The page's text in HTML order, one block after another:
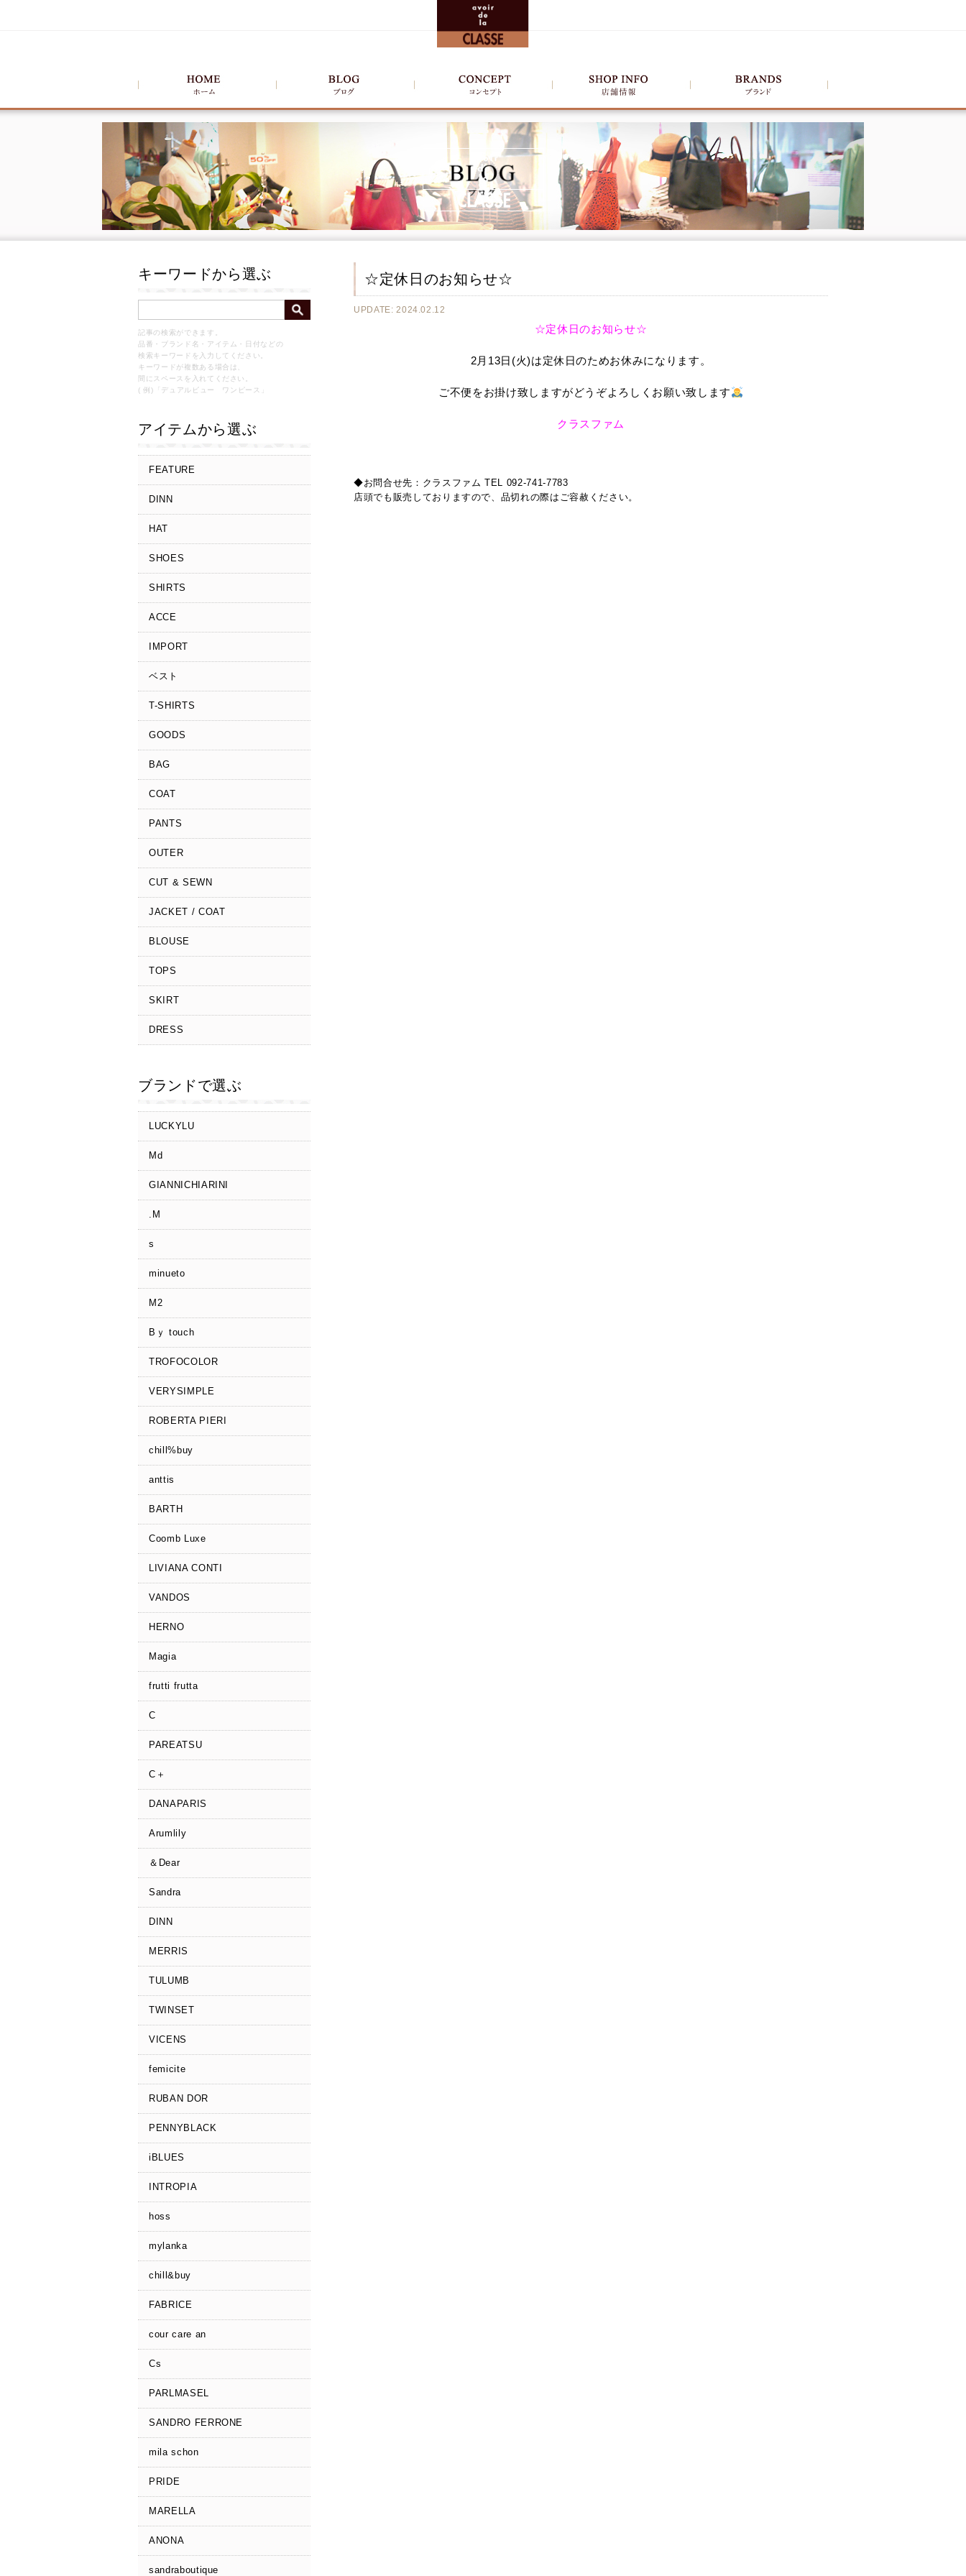
キーワードから選ぶ
記事の検索ができます。
品番・ブランド名・アイテム・日付などの
検索キーワードを入力してください。
キーワードが複数ある場合は、
間にスペースを入れてください。
( 例)「デュアルビュー ワンピース」
アイテムから選ぶ
FEATURE
DINN
HAT
SHOES
SHIRTS
ACCE
IMPORT
ベスト
T-SHIRTS
GOODS
BAG
COAT
PANTS
OUTER
CUT & SEWN
JACKET / COAT
BLOUSE
TOPS
SKIRT
DRESS
ブランドで選ぶ
LUCKYLU
Md
GIANNICHIARINI
.M
s
minueto
M2
Bｙ touch
TROFOCOLOR
VERYSIMPLE
ROBERTA PIERI
chill%buy
anttis
BARTH
Coomb Luxe
LIVIANA CONTI
VANDOS
HERNO
Magia
frutti frutta
C
PAREATSU
C＋
DANAPARIS
Arumlily
＆Dear
Sandra
DINN
MERRIS
TULUMB
TWINSET
VICENS
femicite
RUBAN DOR
PENNYBLACK
iBLUES
INTROPIA
hoss
mylanka
chill&buy
FABRICE
cour care an
Cs
PARLMASEL
SANDRO FERRONE
mila schon
PRIDE
MARELLA
ANONA
sandraboutique
☆定休日のお知らせ☆
UPDATE: 2024.02.12
☆定休日のお知らせ☆
2月13日(火)は定休日のためお休みになります。
ご不便をお掛け致しますがどうぞよろしくお願い致します
クラスファム
◆お問合せ先：クラスファム TEL 092-741-7783
店頭でも販売しておりますので、品切れの際はご容赦ください。